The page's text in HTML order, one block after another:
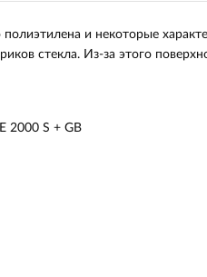
и некоторые
стекла. Из-за этого
2000 S + GB